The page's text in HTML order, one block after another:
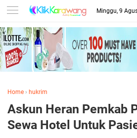
Minggu, 9
Home › hukrim
Askun Heran Pemkab
Sewa Hotel Untuk